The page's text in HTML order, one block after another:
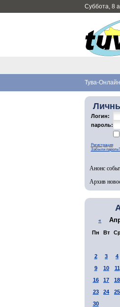
Суббота, 8
Тува-Онлайн
Логин:
пароль:
Регистрация
Забыли пароль?
Анонс
Архив
«
Пн Вт
2
3 4
9
10 11
16
17 18
23
24 25
30